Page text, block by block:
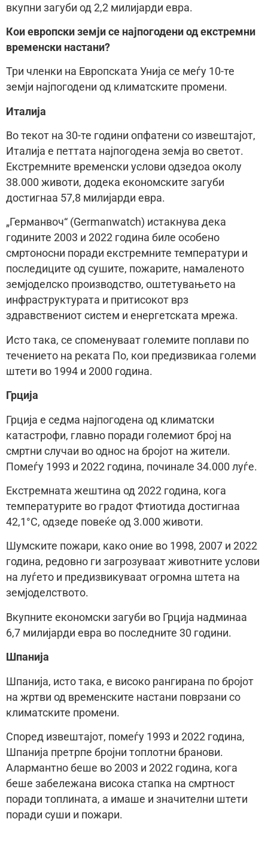
вкупни загуби од 2,2 милијарди евра.
Кои европски земји се најпогодени од екстремни
временски настани?
Три членки на Европската Унија се меѓу 10-те
земји најпогодени од климатските промени.
Италија
Во текот на 30-те години опфатени со извештајот,
Италија е петтата најпогодена земја во светот.
Екстремните временски услови одзедоа околу
38.000 животи, додека економските загуби
достигнаа 57,8 милијарди евра.
„Германвоч“ (Germanwatch) истакнува дека
годините 2003 и 2022 година биле особено
смртоносни поради екстремните температури и
последиците од сушите, пожарите, намаленото
земјоделско производство, оштетувањето на
инфраструктурата и притисокот врз
здравствениот систем и енергетската мрежа.
Исто така, се споменуваат големите поплави по
течението на реката По, кои предизвикаа големи
штети во 1994 и 2000 година.
Грција
Грција е седма најпогодена од климатски
катастрофи, главно поради големиот број на
смртни случаи во однос на бројот на жители.
Помеѓу 1993 и 2022 година, починале 34.000 луѓе.
Екстремната жештина од 2022 година, кога
температурите во градот Фтиотида достигнаа
42,1°C, одзеде повеќе од 3.000 животи.
Шумските пожари, како оние во 1998, 2007 и 2022
година, редовно ги загрозуваат животните услови
на луѓето и предизвикуваат огромна штета на
земјоделството.
Вкупните економски загуби во Грција надминаа
6,7 милијарди евра во последните 30 години.
Шпанија
Шпанија, исто така, е високо рангирана по бројот
на жртви од временските настани поврзани со
климатските промени.
Според извештајот, помеѓу 1993 и 2022 година,
Шпанија претрпе бројни топлотни бранови.
Алармантно беше во 2003 и 2022 година, кога
беше забележана висока стапка на смртност
поради топлината, а имаше и значителни штети
поради суши и пожари.